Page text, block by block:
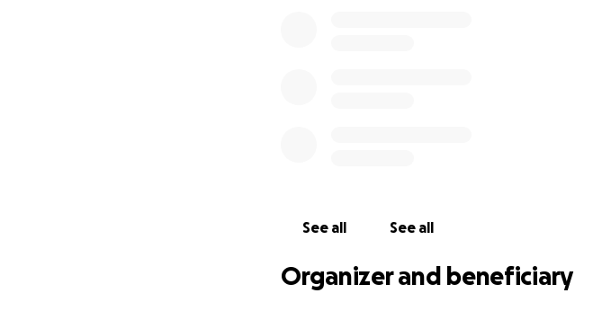
See all See all
Organizer and beneficiary